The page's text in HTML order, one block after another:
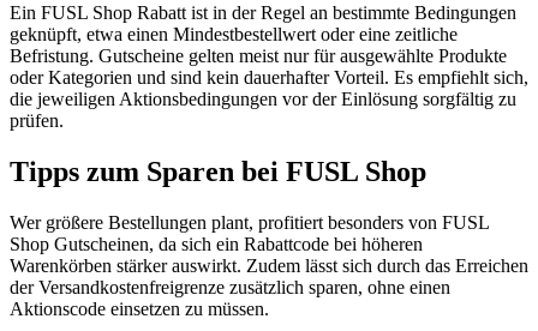
Ein FUSL Shop Rabatt ist in der Regel an bestimmte Bedingungen
geknüpft, etwa einen Mindestbestellwert oder eine zeitliche
Befristung. Gutscheine gelten meist nur für ausgewählte Produkte
oder Kategorien und sind kein dauerhafter Vorteil. Es empfiehlt sich,
die jeweiligen Aktionsbedingungen vor der Einlösung sorgfältig zu
prüfen.
Tipps zum Sparen bei FUSL Shop
Wer größere Bestellungen plant, profitiert besonders von FUSL
Shop Gutscheinen, da sich ein Rabattcode bei höheren
Warenkörben stärker auswirkt. Zudem lässt sich durch das Erreichen
der Versandkostenfreigrenze zusätzlich sparen, ohne einen
Aktionscode einsetzen zu müssen.